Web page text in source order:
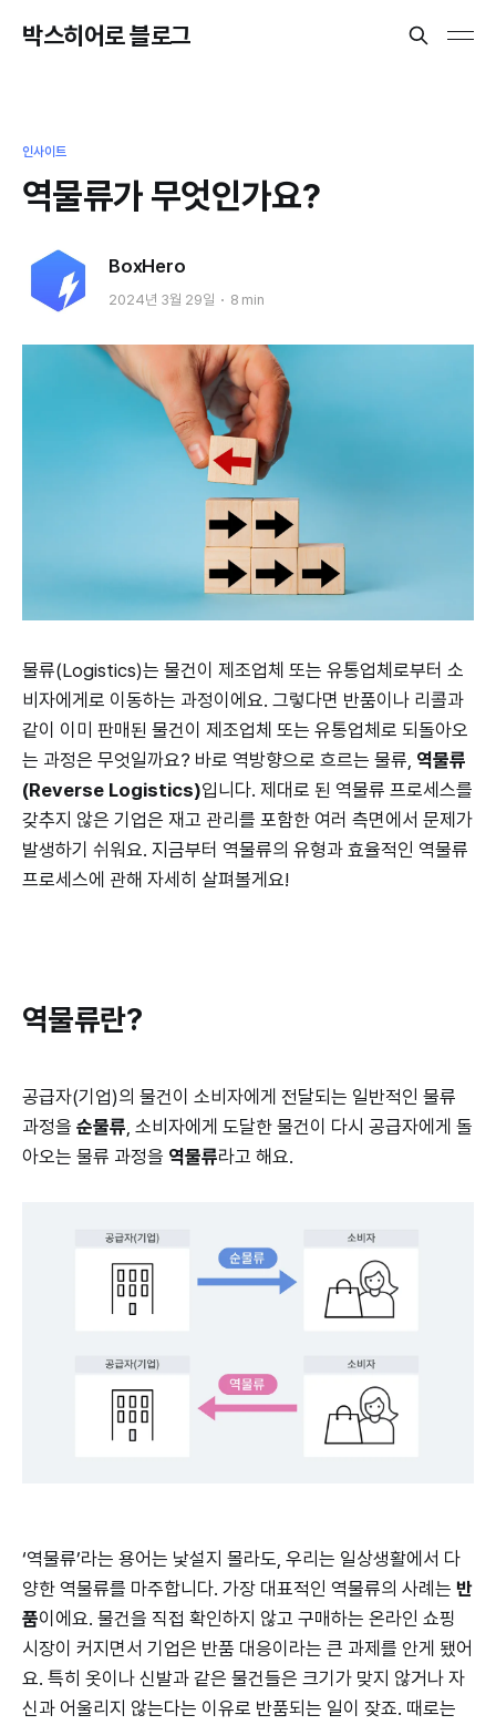
박스히어로 블로그
인사이트
역물류가 무엇인가요?
BoxHero
2024년 3월 29일 8 min
물류(Logistics)는 물건이 제조업체 또는 유통업체로부터 소
비자에게로 이동하는 과정이에요. 그렇다면 반품이나 리콜과
같이 이미 판매된 물건이 제조업체 또는 유통업체로 되돌아오
는 과정은 무엇일까요? 바로 역방향으로 흐르는 물류, 역물류
(Reverse Logistics)입니다. 제대로 된 역물류 프로세스를
갖추지 않은 기업은 재고 관리를 포함한 여러 측면에서 문제가
발생하기 쉬워요. 지금부터 역물류의 유형과 효율적인 역물류
프로세스에 관해 자세히 살펴볼게요!
역물류란?
공급자(기업)의 물건이 소비자에게 전달되는 일반적인 물류
과정을 순물류, 소비자에게 도달한 물건이 다시 공급자에게 돌
아오는 물류 과정을 역물류라고 해요.
‘역물류’라는 용어는 낯설지 몰라도, 우리는 일상생활에서 다
양한 역물류를 마주합니다. 가장 대표적인 역물류의 사례는 반
품이에요. 물건을 직접 확인하지 않고 구매하는 온라인 쇼핑
시장이 커지면서 기업은 반품 대응이라는 큰 과제를 안게 됐어
요. 특히 옷이나 신발과 같은 물건들은 크기가 맞지 않거나 자
신과 어울리지 않는다는 이유로 반품되는 일이 잦죠. 때로는